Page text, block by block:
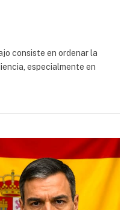
consiste en ordenar la
especialmente en